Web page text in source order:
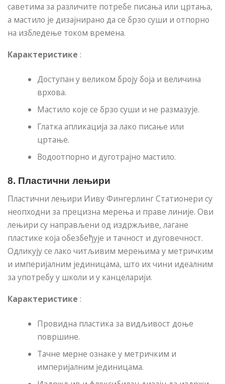
саветима за различите потребе писања или цртања,
а мастило је дизајнирано да се брзо суши и отпорно
на избледење током времена.
Карактеристике :
Доступан у великом броју боја и величина
врхова.
Мастило које се брзо суши и не размазује.
Глатка апликација за лако писање или
цртање.
Водоотпорно и дуготрајно мастило.
8. Пластични лењири
Пластични лењири Ииву Фингерлинг Статионери су
неопходни за прецизна мерења и праве линије. Ови
лењири су направљени од издржљиве, лагане
пластике која обезбеђује и тачност и дуговечност.
Одликују се лако читљивим мерењима у метричким
и империјалним јединицама, што их чини идеалним
за употребу у школи и у канцеларији.
Карактеристике :
Провидна пластика за видљивост доње
површине.
Тачне мерне ознаке у метричким и
империјалним јединицама.